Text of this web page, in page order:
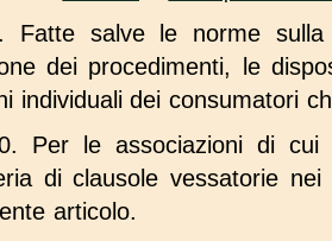
Fatte salve le norme sulla
dei procedimenti, le
individuali dei consumatori
Per le associazioni di cui
di clausole vessatorie
articolo.